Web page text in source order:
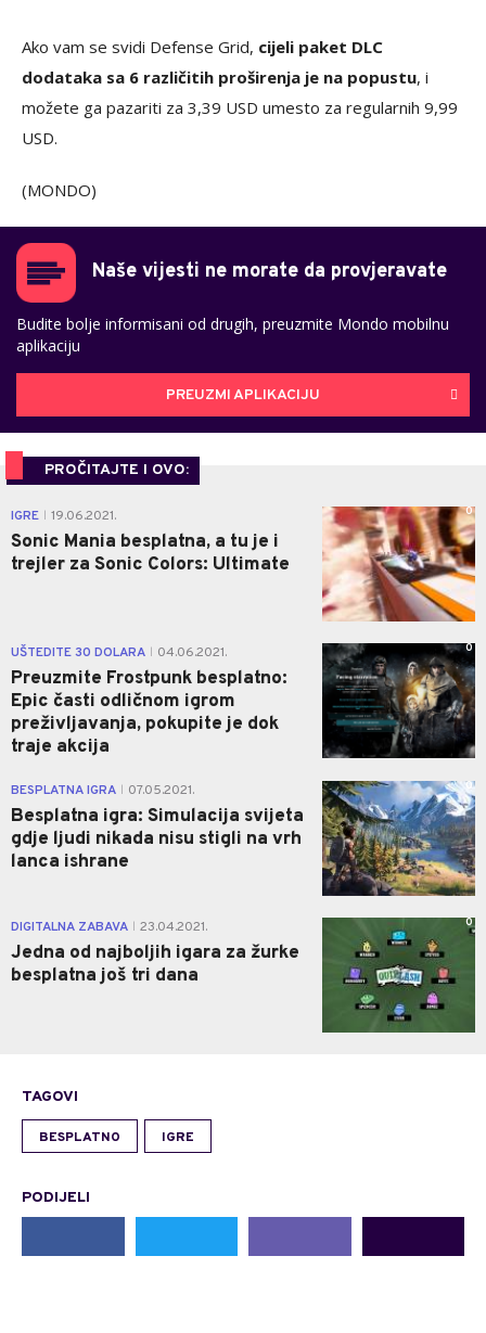
Ako vam se svidi Defense Grid, cijeli paket DLC
dodataka sa 6 različitih proširenja je na popustu, i
možete ga pazariti za 3,39 USD umesto za regularnih 9,99
USD.
(MONDO)
Naše vijesti ne morate da provjeravate
Budite bolje informisani od drugih, preuzmite Mondo mobilnu
aplikaciju
PREUZMI APLIKACIJU
PROČITAJTE I OVO:
IGRE 19.06.2021.
Sonic Mania besplatna, a tu je i
trejler za Sonic Colors: Ultimate
0
UŠTEDITE 30 DOLARA 04.06.2021.
Preuzmite Frostpunk besplatno:
Epic časti odličnom igrom
preživljavanja, pokupite je dok
traje akcija
0
BESPLATNA IGRA 07.05.2021.
Besplatna igra: Simulacija svijeta
gdje ljudi nikada nisu stigli na vrh
lanca ishrane
0
DIGITALNA ZABAVA 23.04.2021.
Jedna od najboljih igara za žurke
besplatna još tri dana
0
TAGOVI
BESPLATNO IGRE
PODIJELI